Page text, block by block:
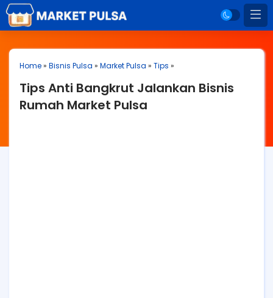
Home» Bisnis Pulsa » Market Pulsa » Tips »
Tips Anti Bangkrut Jalankan Bisnis
Rumah Market Pulsa